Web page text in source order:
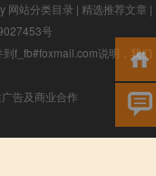
网站分类目录 | 精选推荐文章 |
号
f_fb#foxmail.com说明，我们
告及商业合作